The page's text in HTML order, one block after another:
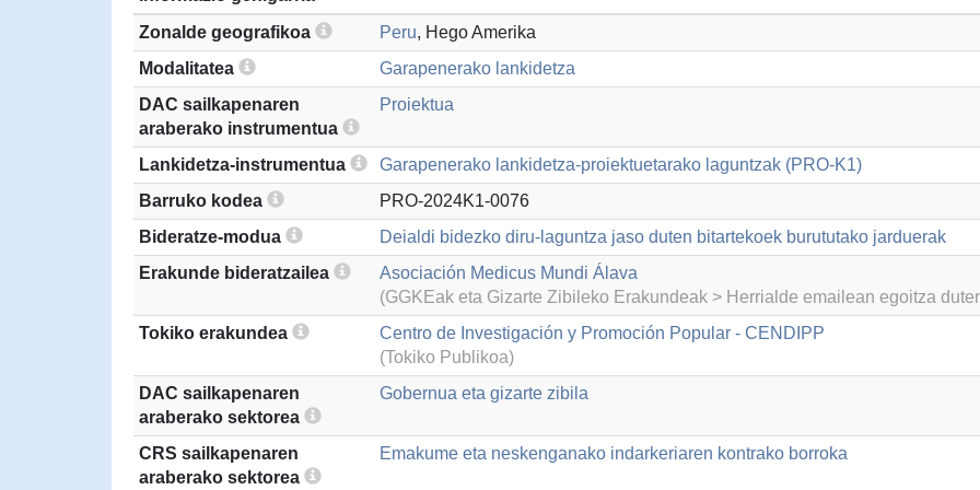
Zonalde geografikoa
Peru, Hego Amerika
Modalitatea
Garapenerako lankidetza
DAC sailkapenaren
araberako instrumentua
Proiektua
Lankidetza-instrumentua
Garapenerako lankidetza-proiektuetarako laguntzak (PRO-K1)
Barruko kodea
PRO-2024K1-0076
Bideratze-modua
Deialdi bidezko diru-laguntza jaso duten bitartekoek burututako jarduerak
Erakunde bideratzailea
Asociación Medicus Mundi Álava
(GGKEak eta Gizarte Zibileko Erakundeak > Herrialde emailean egoitza
Tokiko erakundea
Centro de Investigación y Promoción Popular - CENDIPP
(Tokiko Publikoa)
DAC sailkapenaren
araberako sektorea
Gobernua eta gizarte zibila
CRS sailkapenaren
araberako sektorea
Emakume eta neskenganako indarkeriaren kontrako borroka